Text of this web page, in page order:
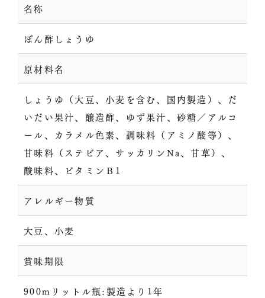
名称
ぽん酢しょうゆ
原材料名
しょうゆ（大豆、小麦を含む、国内製造）、だ
いだい果汁、醸造酢、ゆず果汁、砂糖／アルコ
ール、カラメル色素、調味料（アミノ酸等）、
甘味料（ステビア、サッカリンNa、甘草）、
酸味料、ビタミンＢ1
アレルギー物質
大豆、小麦
賞味期限
900mリットル瓶:製造より1年